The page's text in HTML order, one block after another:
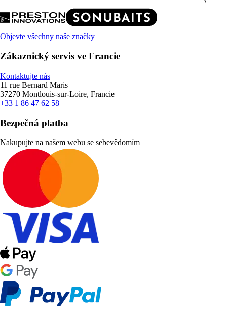
Objevte všechny naše značky
Zákaznický servis ve Francie
Kontaktujte nás
11 rue Bernard Maris
37270 Montlouis-sur-Loire, Francie
+33 1 86 47 62 58
Bezpečná platba
Nakupujte na našem webu se sebevědomím